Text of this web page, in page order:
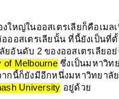
งใหญ่ในออสเตรเลียก็คือเมล
อออสเตรเลียนั้น ที่นี้ยังเป็นที่
ยอันดับ 2 ของออสเตรเลียอ
of Melbourneซึ่งเป็นมหาวิท
กนี้ก็ยังมีอีกหนึ่งมหาวิทยาลั
University อยู่ด้วย